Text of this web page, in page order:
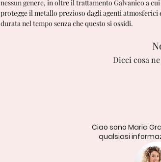
nessun genere, in oltre il trattamento Galvanico a
protegge il metallo prezioso dagli agenti atmosferici
durata nel tempo senza che questo si ossidi.
Dicci cosa
Ciao sono Maria
qualsiasi